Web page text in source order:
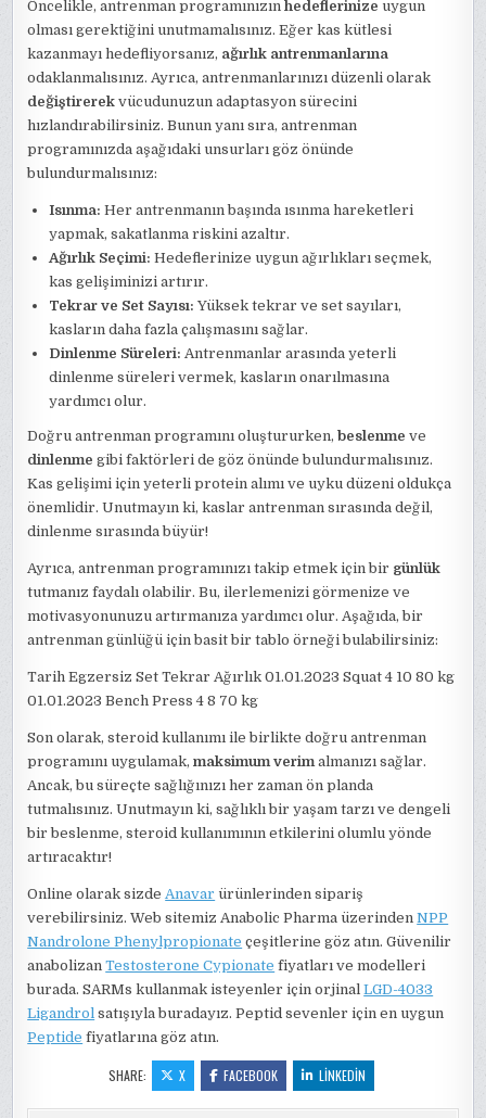
Öncelikle, antrenman programınızınhedeflerinize uygun
olması gerektiğini unutmamalısınız. Eğer kas kütlesi
kazanmayı hedefliyorsanız, ağırlık antrenmanlarına
odaklanmalısınız. Ayrıca, antrenmanlarınızı düzenli olarak
değiştirerek vücudunuzun adaptasyon sürecini
hızlandırabilirsiniz. Bunun yanı sıra, antrenman
programınızda aşağıdaki unsurları göz önünde
bulundurmalısınız:
Isınma: Her antrenmanın başında ısınma hareketleri
yapmak, sakatlanma riskini azaltır.
Ağırlık Seçimi: Hedeflerinize uygun ağırlıkları seçmek,
kas gelişiminizi artırır.
Tekrar ve Set Sayısı: Yüksek tekrar ve set sayıları,
kasların daha fazla çalışmasını sağlar.
Dinlenme Süreleri: Antrenmanlar arasında yeterli
dinlenme süreleri vermek, kasların onarılmasına
yardımcı olur.
Doğru antrenman programını oluştururken,beslenme ve
dinlenme gibi faktörleri de göz önünde bulundurmalısınız.
Kas gelişimi için yeterli protein alımı ve uyku düzeni oldukça
önemlidir. Unutmayın ki, kaslar antrenman sırasında değil,
dinlenme sırasında büyür!
Ayrıca, antrenman programınızı takip etmek için bir günlük
tutmanız faydalı olabilir. Bu, ilerlemenizi görmenize ve
motivasyonunuzu artırmanıza yardımcı olur. Aşağıda, bir
antrenman günlüğü için basit bir tablo örneği bulabilirsiniz:
Tarih Egzersiz Set Tekrar Ağırlık 01.01.2023 Squat 4 10 80 kg
01.01.2023 Bench Press 4 8 70 kg
Son olarak, steroid kullanımı ile birlikte doğru antrenman
programını uygulamak,maksimum verimalmanızı sağlar.
Ancak, bu süreçte sağlığınızı her zaman ön planda
tutmalısınız. Unutmayın ki, sağlıklı bir yaşam tarzı ve dengeli
bir beslenme, steroid kullanımının etkilerini olumlu yönde
artıracaktır!
Online olarak sizdeAnavar ürünlerinden sipariş
verebilirsiniz. Web sitemiz Anabolic Pharma üzerindenNPP
Nandrolone Phenylpropionate çeşitlerine göz atın. Güvenilir
anabolizanTestosterone Cypionate fiyatları ve modelleri
burada. SARMs kullanmak isteyenler için orjinalLGD-4033
Ligandrol satışıyla buradayız. Peptid sevenler için en uygun
Peptide fiyatlarına göz atın.
SHARE: X FACEBOOK LINKEDIN